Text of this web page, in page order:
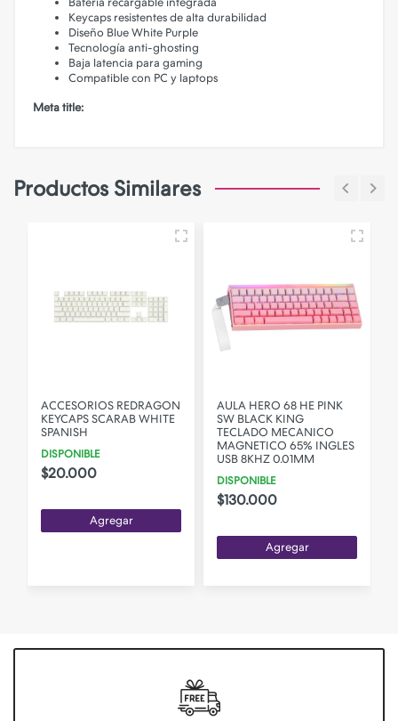
Keycaps resistentes de alta durabilidad
Diseño Blue White Purple
Tecnología anti-ghosting
Baja latencia para gaming
Compatible con PC y laptops
Meta title:
Productos Similares
ACCESORIOS REDRAGON
KEYCAPS SCARAB WHITE
SPANISH
DISPONIBLE
$20.000
Agregar
AULA HERO 68 HE PINK
SW BLACK KING
TECLADO MECANICO
MAGNETICO 65% INGLES
USB 8KHZ 0.01MM
DISPONIBLE
$130.000
Agregar